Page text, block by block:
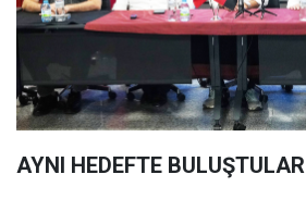
AYNI HEDEFTE BULUŞTULAR